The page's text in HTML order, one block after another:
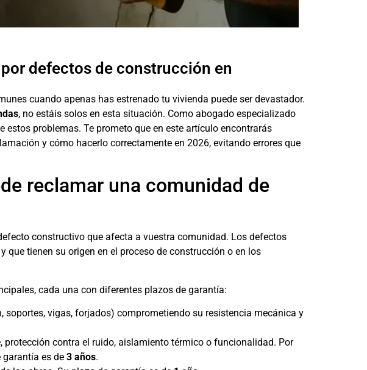
defectos de construcción en
cuando apenas has estrenado tu vivienda puede ser devastador.
, no estáis solos en esta situación. Como abogado especializado
problemas. Te prometo que en este artículo encontrarás
y cómo hacerlo correctamente en 2026, evitando errores que
reclamar una comunidad de
constructivo que afecta a vuestra comunidad. Los defectos
tienen su origen en el proceso de construcción o en los
cada una con diferentes plazos de garantía:
vigas, forjados) comprometiendo su resistencia mecánica y
contra el ruido, aislamiento térmico o funcionalidad. Por
es de 3 años.